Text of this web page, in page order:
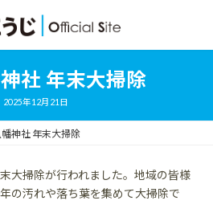
社 年末大掃除
2025年12月21日
神社 年末大掃除
大掃除が行われました。地域の皆様
の汚れや落ち葉を集めて大掃除で